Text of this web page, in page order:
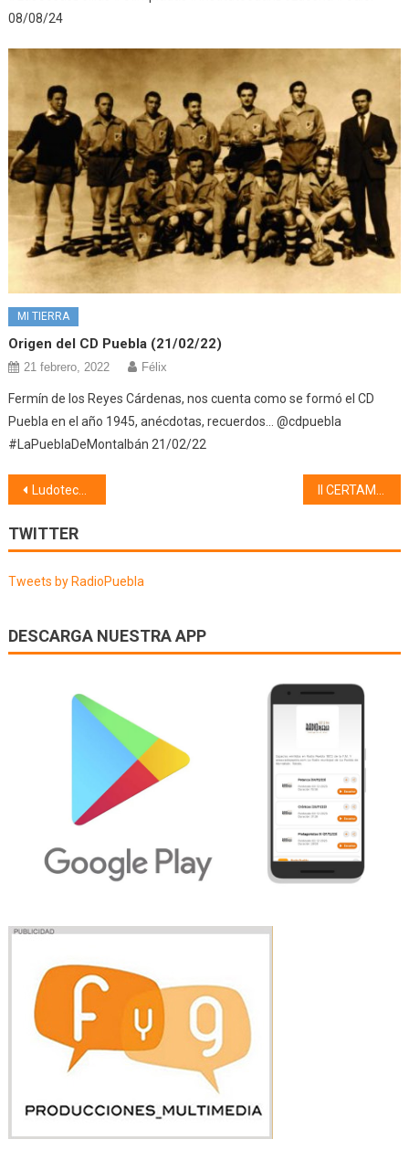
08/08/24
MI TIERRA
Origen del CD Puebla (21/02/22)
21 febrero, 2022 Félix
Fermín de los Reyes Cárdenas, nos cuenta como se formó el CD
Puebla en el año 1945, anécdotas, recuerdos… @cdpuebla
#LaPueblaDeMontalbán 21/02/22
Navegación
de
entradas
Ludoteca municipal (10/09/14) II CERTAMEN DE PINTURA RÁPIDA (12/09/24)
TWITTER
Tweets by RadioPuebla
DESCARGA NUESTRA APP